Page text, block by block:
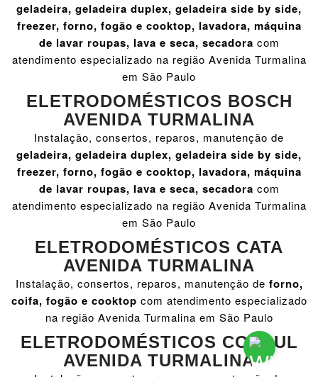
geladeira, geladeira duplex, geladeira side by side,
freezer, forno, fogão e cooktop, lavadora, máquina
de lavar roupas, lava e seca, secadora com
atendimento especializado na região Avenida Turmalina
em São Paulo
ELETRODOMÉSTICOS BOSCH
AVENIDA TURMALINA
Instalação, consertos, reparos, manutenção de
geladeira, geladeira duplex, geladeira side by side,
freezer, forno, fogão e cooktop, lavadora, máquina
de lavar roupas, lava e seca, secadora com
atendimento especializado na região Avenida Turmalina
em São Paulo
ELETRODOMÉSTICOS CATA
AVENIDA TURMALINA
Instalação, consertos, reparos, manutenção de forno,
coifa, fogão e cooktop com atendimento especializado
na região Avenida Turmalina em São Paulo
ELETRODOMÉSTICOS CONSUL
AVENIDA TURMALINA